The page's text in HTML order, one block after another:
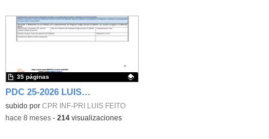
PDC 25-2026 LUIS FEITO
Contenido educativo.
subido por CPR INF-PRI LUIS FEITO
35 páginas
-hace 8 meses- 214visualizaciones